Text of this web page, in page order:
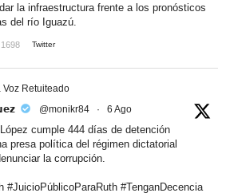
la infraestructura frente a los pronósticos
del río Iguazú.
1698 Twitter
Voz Retuiteado
@monikr84 · 6 Ago
López cumple 444 días de detención
presa política del régimen dictatorial
la corrupción.
#JuicioPúblicoParaRuth #TenganDecencia